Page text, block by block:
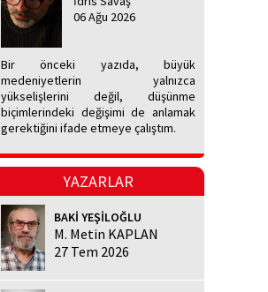
06 Ağu 2026
Bir önceki yazıda, büyük
medeniyetlerin yalnızca
yükselişlerini değil, düşünme
biçimlerindeki değişimi de anlamak
gerektiğini ifade etmeye çalıştım.
YAZARLAR
BAKİ YEŞİLOĞLU
M. Metin KAPLAN
27 Tem 2026